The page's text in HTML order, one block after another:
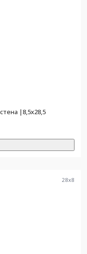
|8,5х28,5
28x8